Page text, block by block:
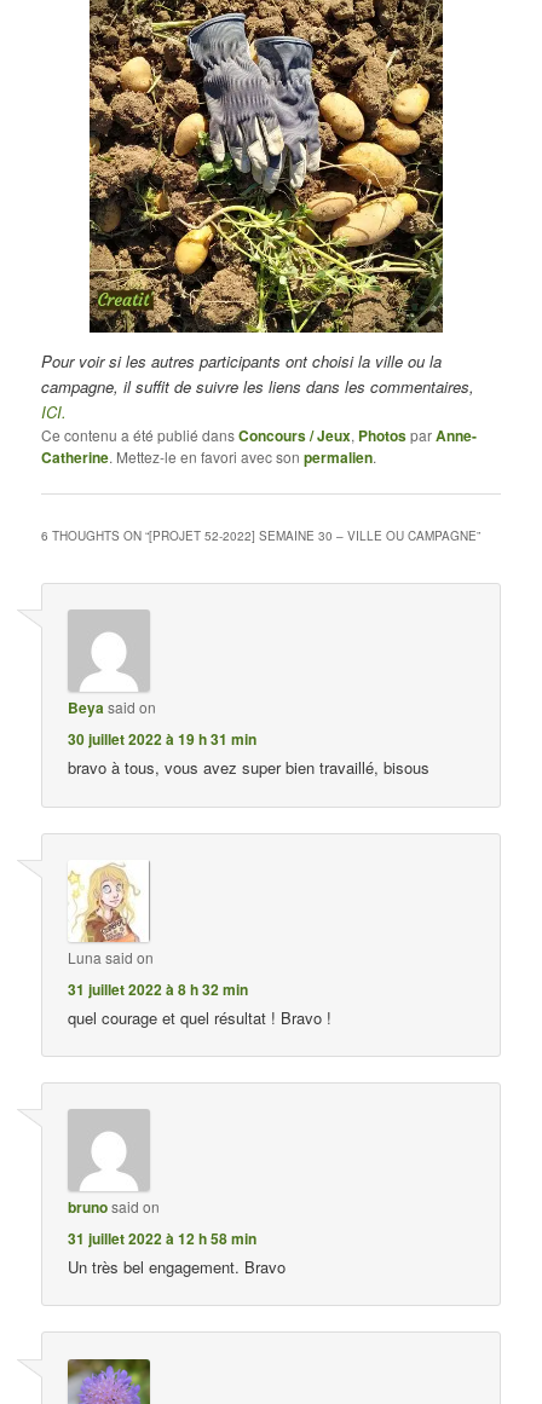
Pour voir si les autres participants ont choisi la ville ou la
campagne, il suffit de suivre les liens dans les commentaires,
ICI.
Ce contenu a été publié dansConcours / Jeux, PhotosparAnne-
Catherine. Mettez-le en favori avec sonpermalien.
6 THOUGHTS ON “[PROJET 52-2022] SEMAINE 30 – VILLE OU CAMPAGNE”
Beyasaid on
30 juillet 2022 à 19 h 31 min
bravo à tous, vous avez super bien travaillé, bisous
Luna said on
31 juillet 2022 à 8 h 32 min
quel courage et quel résultat ! Bravo !
brunosaid on
31 juillet 2022 à 12 h 58 min
Un très bel engagement. Bravo